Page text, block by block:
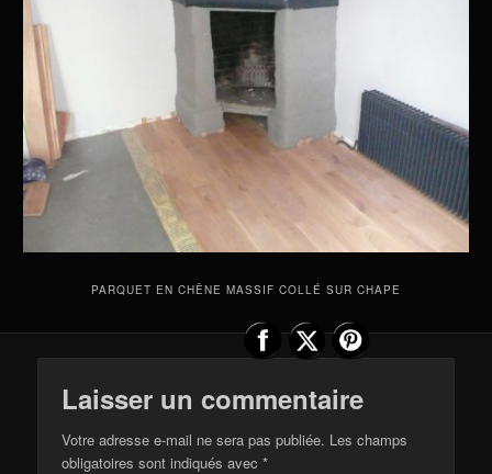
PARQUET EN CHÊNE MASSIF COLLÉ SUR CHAPE
Laisser un commentaire
Votre adresse e-mail ne sera pas publiée. Les champs
obligatoires sont indiqués avec*